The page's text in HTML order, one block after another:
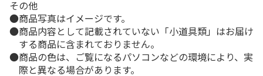
その他
商品写真はイメージです。
商品内容として記載されていない「小道具類」はお届け
する商品に含まれておりません。
商品の色は、ご覧になるパソコンなどの環境により、実
際と異なる場合があります。